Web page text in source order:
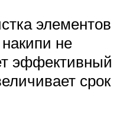
элементов
не
эффективный
срок